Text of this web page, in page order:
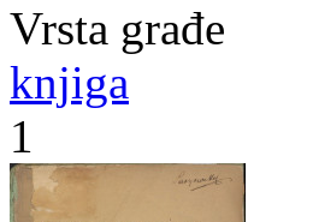
Vrsta građe
knjiga
1